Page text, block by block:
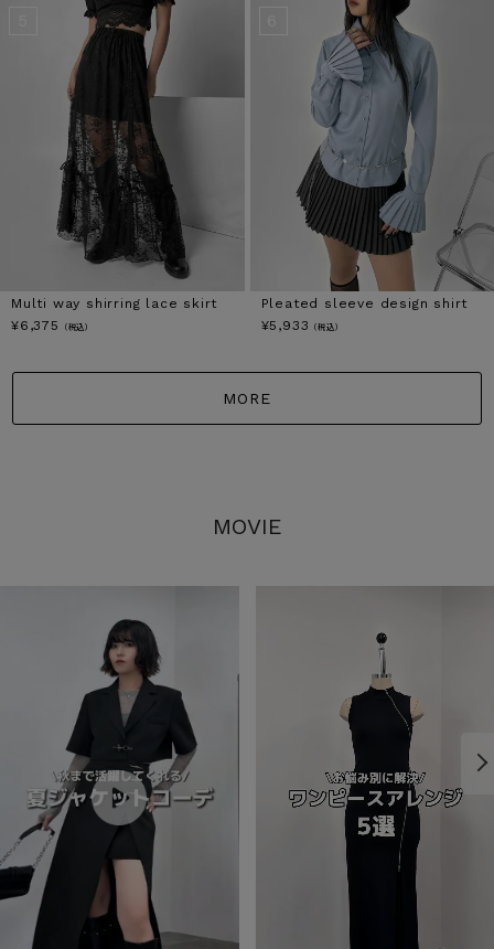
Multi way shirring lace skirt
¥6,375 （税込）
Pleated sleeve design shirt
¥5,933 （税込）
MORE
MOVIE